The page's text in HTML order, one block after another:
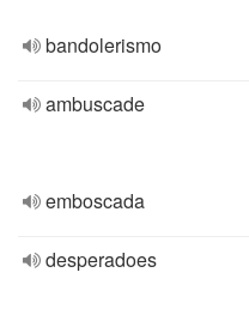
bandolerismo
ambuscade
emboscada
desperadoes